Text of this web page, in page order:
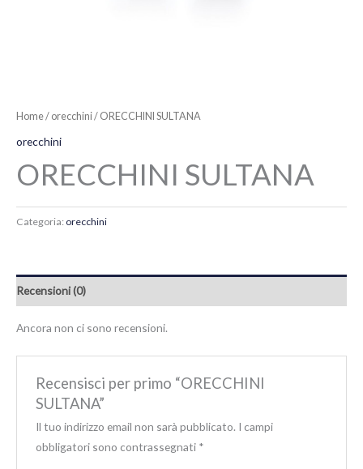
Home/ orecchini/ ORECCHINI SULTANA
orecchini
ORECCHINI SULTANA
Categoria: orecchini
Recensioni (0)
Ancora non ci sono recensioni.
Recensisci per primo “ORECCHINI
SULTANA”
Il tuo indirizzo email non sarà pubblicato. I campi
obbligatori sono contrassegnati *